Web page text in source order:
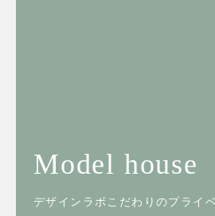
Model house
デザインラボこだわりのプライ